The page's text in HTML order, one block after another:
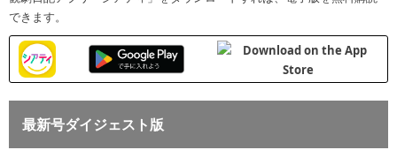
できます。
最新号ダイジェスト版